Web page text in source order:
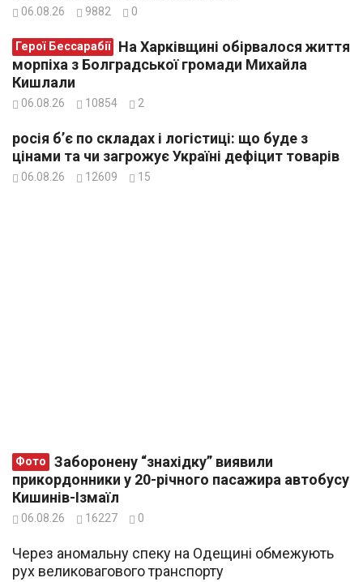
06.08.26 9882 0
Герої Бессарабії
морпіха з Болградської громади Михайла
Кишлали
06.08.26 10854 2
росія б’є по складах і логістиці: що буде з
цінами та чи загрожує Україні дефіцит товарів
06.08.26 12609 15
Фото
прикордонники у 20-річного пасажира автобусу
Кишинів-Ізмаїл
06.08.26 16227 0
Через аномальну спеку на Одещині обмежують
рух великовагового транспорту